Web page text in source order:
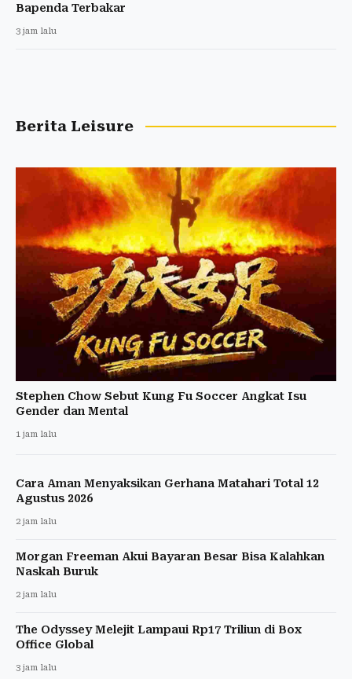
Bapenda Terbakar
3 jam lalu
Berita Leisure
Stephen Chow Sebut Kung Fu Soccer Angkat Isu
Gender dan Mental
1 jam lalu
Cara Aman Menyaksikan Gerhana Matahari Total 12
Agustus 2026
2 jam lalu
Morgan Freeman Akui Bayaran Besar Bisa Kalahkan
Naskah Buruk
2 jam lalu
The Odyssey Melejit Lampaui Rp17 Triliun di Box
Office Global
3 jam lalu